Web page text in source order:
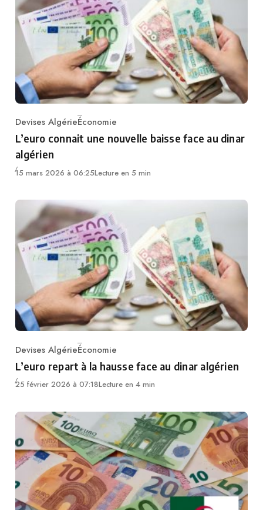
Category
Devises AlgérieÉconomie
L’euro connait une nouvelle baisse face au dinar
algérien
15 mars 2026 à 06:25Lecture en 5 min
Category
Devises AlgérieÉconomie
L’euro repart à la hausse face au dinar algérien
25 février 2026 à 07:18Lecture en 4 min